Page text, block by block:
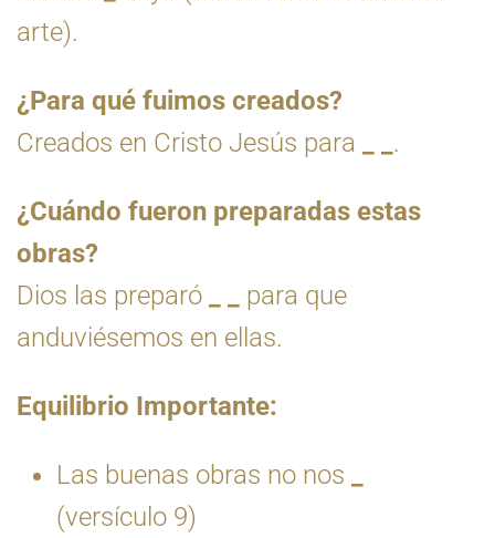
arte).
¿Para qué fuimos creados?
Creados en Cristo Jesús para
.
¿Cuándo fueron preparadas estas
obras?
Dios las preparó
para que
anduviésemos en ellas.
Equilibrio Importante:
Las buenas obras no nos
(versículo 9)